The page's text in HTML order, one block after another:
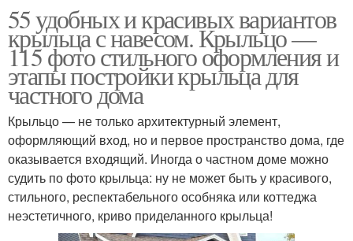
55 удобных и красивых вариантов
крыльца с навесом. Крыльцо —
115 фото стильного оформления и
этапы постройки крыльца для
частного дома
Крыльцо — не только архитектурный элемент,
оформляющий вход, но и первое пространство дома, где
оказывается входящий. Иногда о частном доме можно
судить по фото крыльца: ну не может быть у красивого,
стильного, респектабельного особняка или коттеджа
неэстетичного, криво приделанного крыльца!